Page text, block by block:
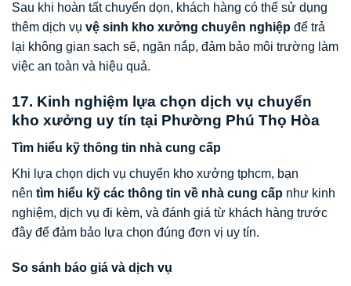
Sau khi hoàn tất chuyển dọn, khách hàng có thể sử dụng
thêm dịch vụ vệ sinh kho xưởng chuyên nghiệp để trả
lại không gian sạch sẽ, ngăn nắp, đảm bảo môi trường làm
việc an toàn và hiệu quả.
17. Kinh nghiệm lựa chọn dịch vụ chuyển
kho xưởng uy tín tại Phường Phú Thọ Hòa
Tìm hiểu kỹ thông tin nhà cung cấp
Khi lựa chọn dịch vụ chuyển kho xưởng tphcm, bạn
nên tìm hiểu kỹ các thông tin về nhà cung cấp như kinh
nghiệm, dịch vụ đi kèm, và đánh giá từ khách hàng trước
đây để đảm bảo lựa chọn đúng đơn vị uy tín.
So sánh báo giá và dịch vụ